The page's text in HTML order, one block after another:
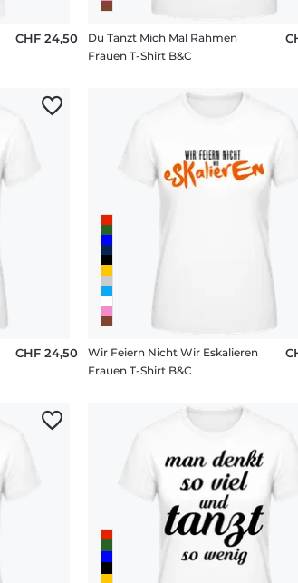
CHF 24,50
Du Tanzt Mich Mal Rahmen
Frauen T-Shirt B&C
CHF 24,50
Wir Feiern Nicht Wir Eskalieren
Frauen T-Shirt B&C